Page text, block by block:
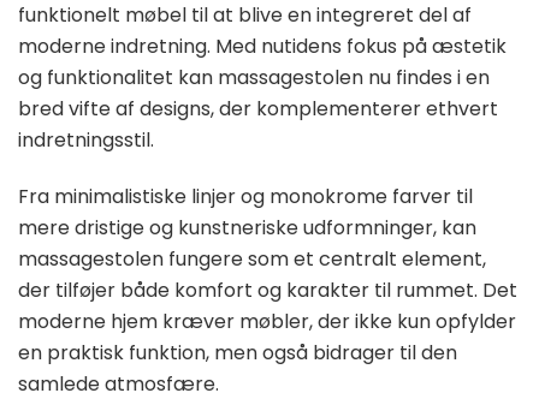
funktionelt møbel til at blive en integreret del af
moderne indretning. Med nutidens fokus på æstetik
og funktionalitet kan massagestolen nu findes i en
bred vifte af designs, der komplementerer ethvert
indretningsstil.
Fra minimalistiske linjer og monokrome farver til
mere dristige og kunstneriske udformninger, kan
massagestolen fungere som et centralt element,
der tilføjer både komfort og karakter til rummet. Det
moderne hjem kræver møbler, der ikke kun opfylder
en praktisk funktion, men også bidrager til den
samlede atmosfære.